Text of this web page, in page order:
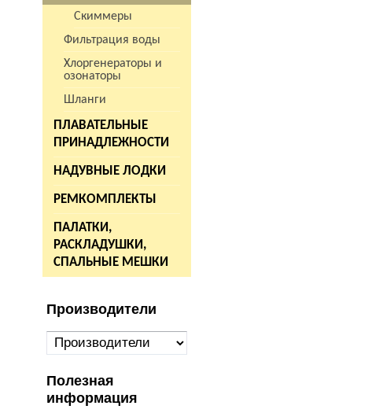
Скиммеры
Фильтрация воды
Хлоргенераторы и
озонаторы
Шланги
ПЛАВАТЕЛЬНЫЕ
ПРИНАДЛЕЖНОСТИ
НАДУВНЫЕ ЛОДКИ
РЕМКОМПЛЕКТЫ
ПАЛАТКИ,
РАСКЛАДУШКИ,
СПАЛЬНЫЕ МЕШКИ
Производители
Полезная
информация